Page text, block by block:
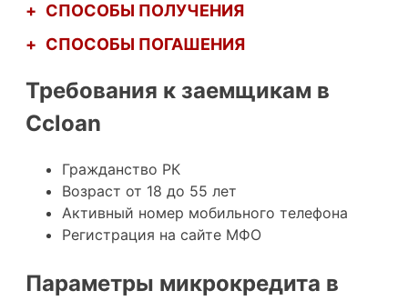
+ СПОСОБЫ ПОЛУЧЕНИЯ
+ СПОСОБЫ ПОГАШЕНИЯ
Требования к заемщикам в
Ccloan
Гражданство РК
Возраст от 18 до 55 лет
Активный номер мобильного телефона
Регистрация на сайте МФО
Параметры микрокредита в